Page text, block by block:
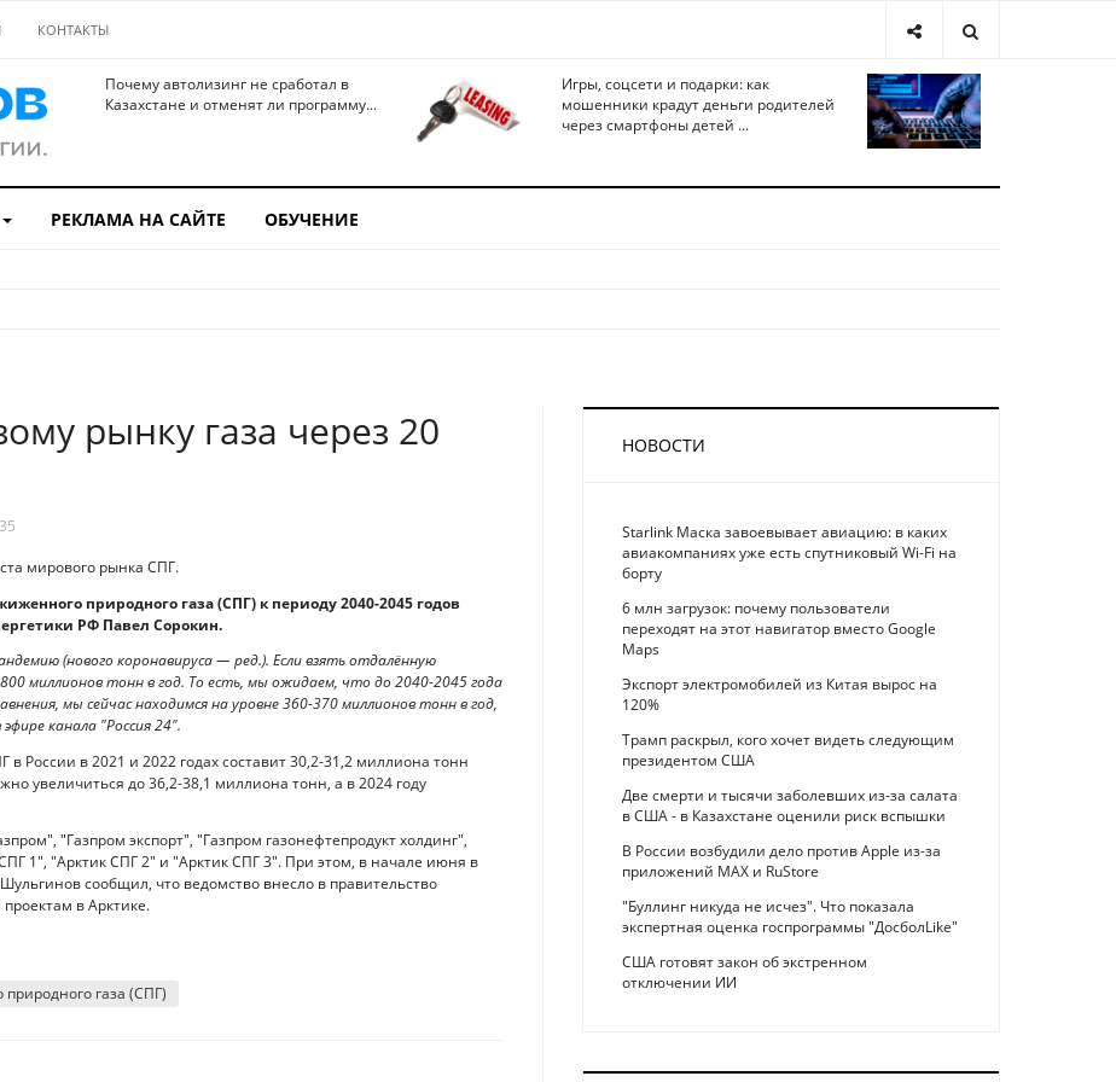
КОНТАКТЫ
Почему автолизинг не сработал в
Казахстане и отменят ли программу...
Игры, соцсети и подарки: как
мошенники крадут деньги родителей
через смартфоны детей ...
РЕКЛАМА НА САЙТЕ ОБУЧЕНИЕ
рынку газа через 20
мирового рынка СПГ.
природного газа (СПГ) к периоду 2040-2045 годов
РФ Павел Сорокин.
(нового коронавируса — ред.). Если взять отдалённую
миллионов тонн в год. То есть, мы ожидаем, что до 2040-2045 года
мы сейчас находимся на уровне 360-370 миллионов тонн в год,
эфире канала "Россия 24".
в России в 2021 и 2022 годах составит 30,2-31,2 миллиона тонн
увеличиться до 36,2-38,1 миллиона тонн, а в 2024 году
"Газпром экспорт", "Газпром газонефтепродукт холдинг",
1", "Арктик СПГ 2" и "Арктик СПГ 3". При этом, в начале июня в
сообщил, что ведомство внесло в правительство
в Арктике.
газа (СПГ)
НОВОСТИ
Starlink Маска завоевывает авиацию: в каких
авиакомпаниях уже есть спутниковый Wi-Fi на
борту
6 млн загрузок: почему пользователи
переходят на этот навигатор вместо Google
Maps
Экспорт электромобилей из Китая вырос на
120%
Трамп раскрыл, кого хочет видеть следующим
президентом США
Две смерти и тысячи заболевших из-за салата
в США - в Казахстане оценили риск вспышки
В России возбудили дело против Apple из-за
приложений MAX и RuStore
"Буллинг никуда не исчез". Что показала
экспертная оценка госпрограммы "ДосболLike"
США готовят закон об экстренном
отключении ИИ